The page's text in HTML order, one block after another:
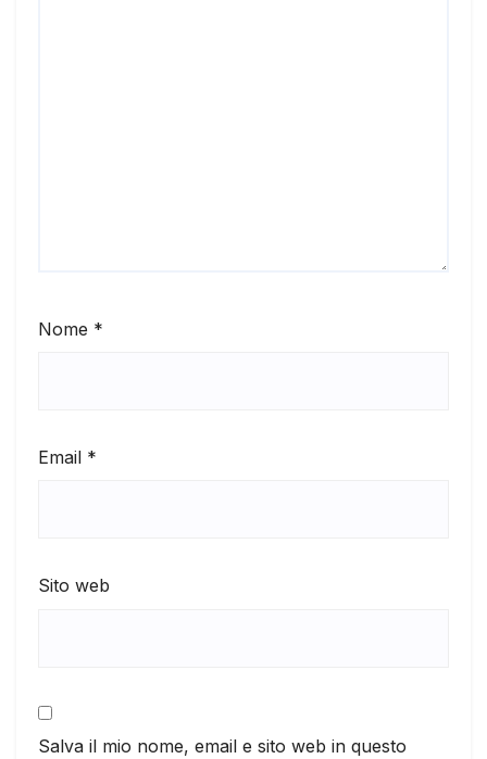
Nome *
Email *
Sito web
Salva il mio nome, email e sito web in questo